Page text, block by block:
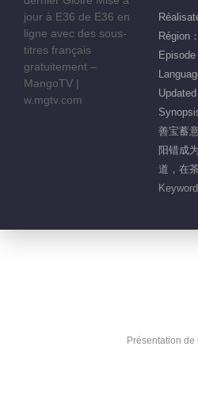
Région
善宝蓄
阳错成
道，在
Présentation de